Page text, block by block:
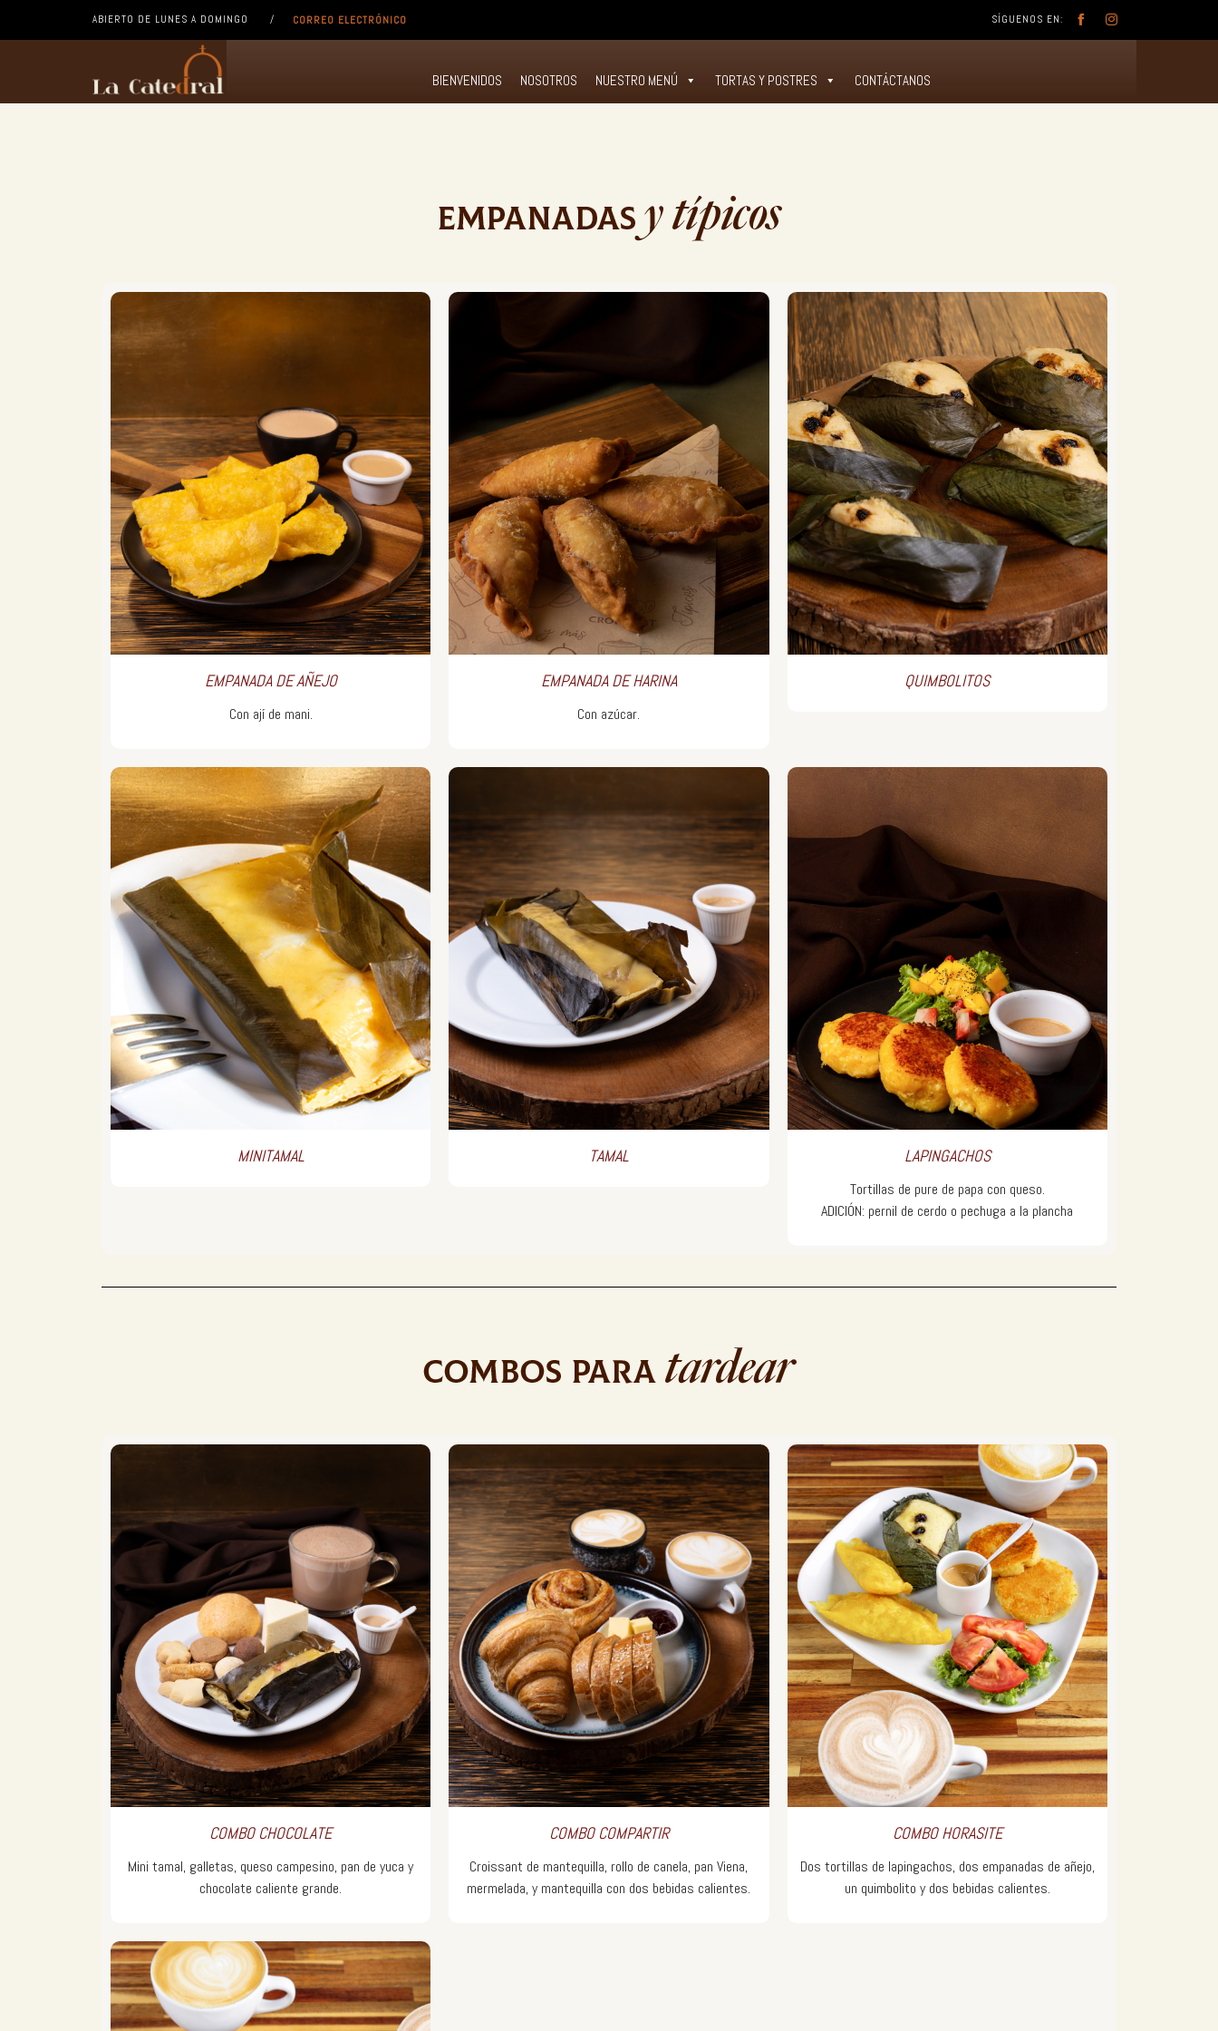
ABIERTO DE LUNES A DOMINGO / CORREO ELECTRÓNICO SÍGUENOS EN:  
BIENVENIDOS NOSOTROS NUESTRO MENÚ TORTAS Y POSTRES CONTÁCTANOS
EMPANADA DE AÑEJO
Con ají de mani.
EMPANADA DE HARINA
Con azúcar.
QUIMBOLITOS
MINITAMAL TAMAL LAPINGACHOS
Tortillas de pure de papa con queso.
ADICIÓN: pernil de cerdo o pechuga a la plancha
COMBO CHOCOLATE
Mini tamal, galletas, queso campesino, pan de yuca y
chocolate caliente grande.
COMBO COMPARTIR
Croissant de mantequilla, rollo de canela, pan Viena,
mermelada, y mantequilla con dos bebidas calientes.
COMBO HORASITE
Dos tortillas de lapingachos, dos empanadas de añejo,
un quimbolito y dos bebidas calientes.